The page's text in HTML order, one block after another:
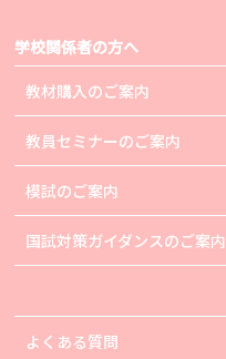
学校関係者の方へ
教材購入のご案内
教員セミナーのご案内
模試のご案内
国試対策ガイダンスのご案内
よくある質問